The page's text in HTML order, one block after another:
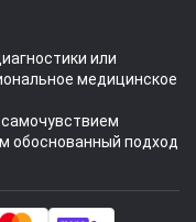
или
медицинское
обоснованный подход